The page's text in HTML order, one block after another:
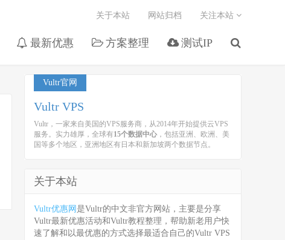
最新优惠 方案整理 测试IP
关于本站 网站归档 关注本站
Vultr官网
Vultr VPS
Vultr，一家来自美国的VPS服务商，从2014年开始提供云VPS
服务。实力雄厚，全球有15个数据中心 ，包括亚洲、欧洲、美
国等多个地区，亚洲地区有日本和新加坡两个数据节点。
关于本站
Vultr优惠网 是Vultr的中文非官方网站，主要是分享
Vultr最新优惠活动和Vultr教程整理，帮助新老用户快
速了解和以最优惠的方式选择最适合自己的Vultr VPS